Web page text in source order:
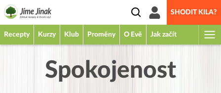
SHODIT KILA?
Recepty Kurzy Klub Proměny O Evě Jak začít
Spokojenost